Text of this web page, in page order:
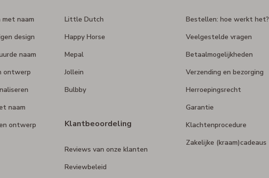
naam
design
naam
ontwerp
naam
ontwerp
Little Dutch
Happy Horse
Mepal
Jollein
Bulbby
Klantbeoordeling
Reviews van onze klanten
Reviewbeleid
Bestellen: hoe werkt het?
Veelgestelde vragen
Betaalmogelijkheden
Verzending en bezorging
Herroepingsrecht
Garantie
Klachtenprocedure
Zakelijke (kraam)cadeaus